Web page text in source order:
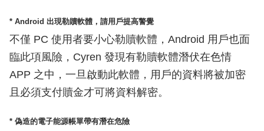
* Android 出現勒贖軟體，請用戶提高警覺
不僅 PC 使用者要小心勒贖軟體，Android 用戶也面
臨此項風險，Cyren 發現有勒贖軟體潛伏在色情
APP 之中，一旦啟動此軟體，用戶的資料將被加密
且必須支付贖金才可將資料解密。
* 偽造的電子能源帳單帶有潛在危險